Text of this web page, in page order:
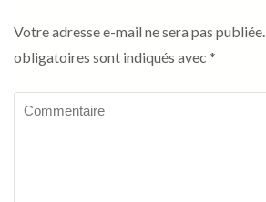
Votre adresse e-mail ne sera pas publiée.
obligatoires sont indiqués avec *
Commentaire